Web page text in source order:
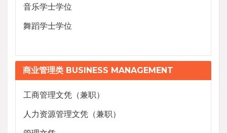
音乐学士学位
舞蹈学士学位
商业管理类 BUSINESS MANAGEMENT
工商管理文凭（兼职）
人力资源管理文凭（兼职）